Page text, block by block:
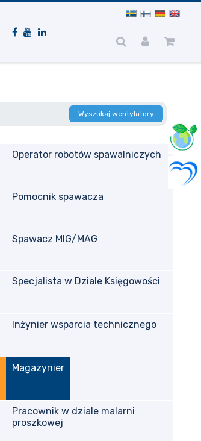
Wyszukaj wentylatory
Operator robotów spawalniczych
Pomocnik spawacza
Spawacz MIG/MAG
Specjalista w Dziale Księgowości
Inżynier wsparcia technicznego
Magazynier
Pracownik w dziale malarni
proszkowej